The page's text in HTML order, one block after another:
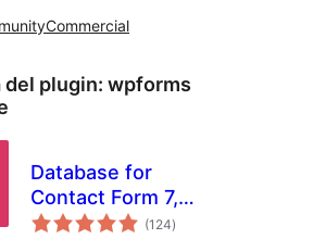
Commercial
del plugin: wpforms
Database for
Contact Form 7,
WPforms,
(124total
de
)